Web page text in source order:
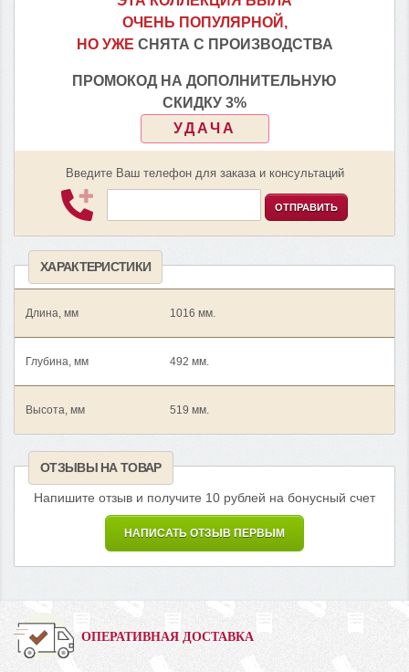
ОЧЕНЬ ПОПУЛЯРНОЙ,
НО УЖЕ СНЯТА С ПРОИЗВОДСТВА
ПРОМОКОД НА ДОПОЛНИТЕЛЬНУЮ
СКИДКУ 3%
УДАЧА
Введите Ваш телефон для заказа и консультаций
ОТПРАВИТЬ
ХАРАКТЕРИСТИКИ
Длина, мм 1016 мм.
Глубина, мм 492 мм.
Высота, мм 519 мм.
ОТЗЫВЫ НА ТОВАР
Напишите отзыв и получите 10 рублей на бонусный счет
НАПИСАТЬ ОТЗЫВ ПЕРВЫМ
ОПЕРАТИВНАЯ ДОСТАВКА